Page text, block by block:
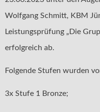
Wolfgang Schmitt, KBM
Leistungsprüfung „Die
erfolgreich ab.
Folgende Stufen wurden
3x Stufe 1 Bronze;